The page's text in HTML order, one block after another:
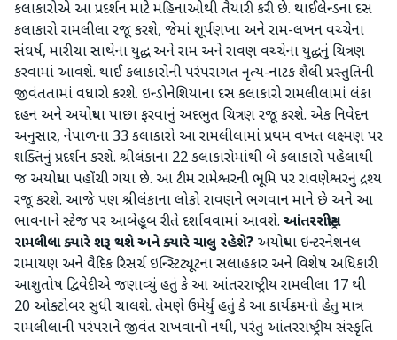
કલાકારોએ આ પ્રદર્શન માટે મહિનાઓથી તૈયારી કરી છે. થાઈલેન્ડના દસ
કલાકારો રામલીલા રજૂ કરશે, જેમાં શૂર્પણખા અને રામ-લખન વચ્ચેના
સંઘર્ષ, મારીચા સાથેના યુદ્ધ અને રામ અને રાવણ વચ્ચેના યુદ્ધનું ચિત્રણ
કરવામાં આવશે. થાઈ કલાકારોની પરંપરાગત નૃત્ય-નાટક શૈલી પ્રસ્તુતિની
જીવંતતામાં વધારો કરશે. ઇન્ડોનેશિયાના દસ કલાકારો રામલીલામાં લંકા
દહન અને અયોધ્યા પાછા ફરવાનું અદભુત ચિત્રણ રજૂ કરશે. એક નિવેદન
અનુસાર, નેપાળના 33 કલાકારો આ રામલીલામાં પ્રથમ વખત લક્ષ્મણ પર
શક્તિનું પ્રદર્શન કરશે. શ્રીલંકાના 22 કલાકારોમાંથી બે કલાકારો પહેલાથી
જ અયોધ્યા પહોંચી ગયા છે. આ ટીમ રામેશ્વરની ભૂમિ પર રાવણેશ્વરનું દ્રશ્ય
રજૂ કરશે. આજે પણ શ્રીલંકાના લોકો રાવણને ભગવાન માને છે અને આ
ભાવનાને સ્ટેજ પર આબેહૂબ રીતે દર્શાવવામાં આવશે. આંતરરાષ્ટ્રીય
રામલીલા ક્યારે શરૂ થશે અને ક્યારે ચાલુ રહેશે? અયોધ્યા ઇન્ટરનેશનલ
રામાયણ અને વૈદિક રિસર્ચ ઇન્સ્ટિટ્યૂટના સલાહકાર અને વિશેષ અધિકારી
આશુતોષ દ્વિવેદીએ જણાવ્યું હતું કે આ આંતરરાષ્ટ્રીય રામલીલા 17 થી
20 ઓક્ટોબર સુધી ચાલશે. તેમણે ઉમેર્યું હતું કે આ કાર્યક્રમનો હેતુ માત્ર
રામલીલાની પરંપરાને જીવંત રાખવાનો નથી, પરંતુ આંતરરાષ્ટ્રીય સંસ્કૃતિ